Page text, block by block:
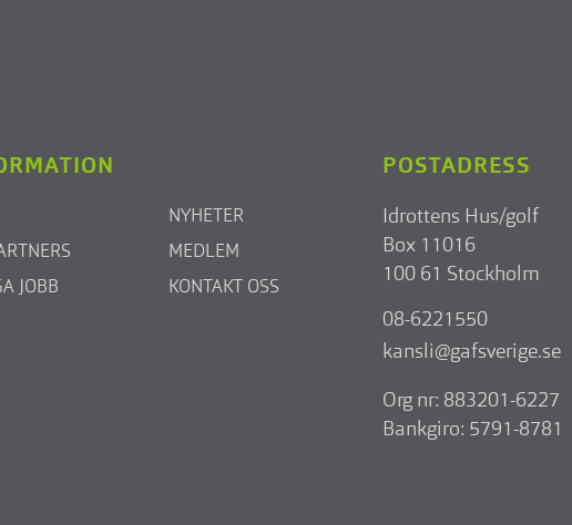
NYHETER
MEDLEM
JOBB
KONTAKT OSS
POSTADRESS
Idrottens Hus/golf
Box 11016
100 61 Stockholm
08-6221550
kansli@gafsverige.se
Org nr: 883201-6227
Bankgiro: 5791-8781